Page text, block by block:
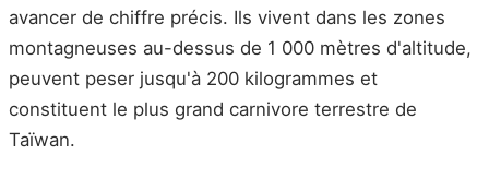
avancer de chiffre précis. Ils vivent dans les zones
montagneuses au-dessus de 1 000 mètres d'altitude,
peuvent peser jusqu'à 200 kilogrammes et
constituent le plus grand carnivore terrestre de
Taïwan.